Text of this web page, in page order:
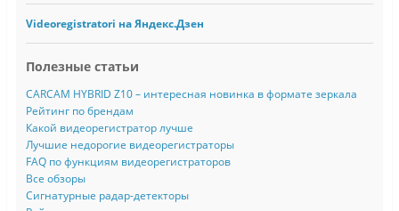
Videoregistratori на Яндекс.Дзен
Полезные статьи
CARCAM HYBRID Z10 – интересная новинка в формате зеркала
Рейтинг по брендам
Какой видеорегистратор лучше
Лучшие недорогие видеорегистраторы
FAQ по функциям видеорегистраторов
Все обзоры
Сигнатурные радар-детекторы